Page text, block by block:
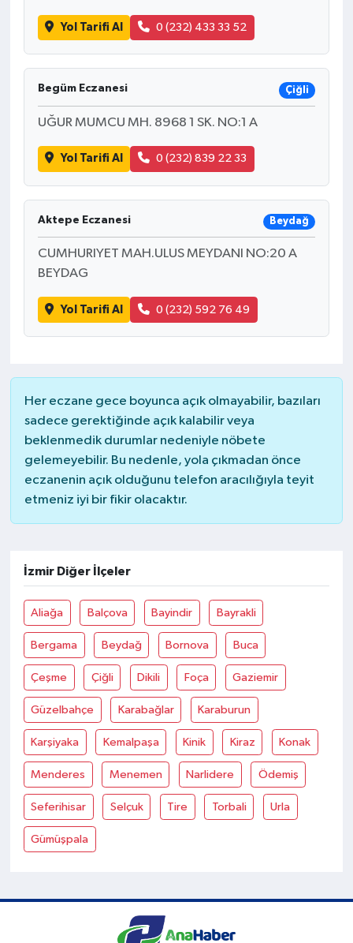
Yol Tarifi Al 0 (232) 433 33 52
Begüm Eczanesi Çiğli
UĞUR MUMCU MH. 8968 1 SK. NO:1 A
Yol Tarifi Al 0 (232) 839 22 33
Aktepe Eczanesi Beydağ
CUMHURIYET MAH.ULUS MEYDANI NO:20 A
BEYDAG
Yol Tarifi Al 0 (232) 592 76 49
Her eczane gece boyunca açık olmayabilir, bazıları
sadece gerektiğinde açık kalabilir veya
beklenmedik durumlar nedeniyle nöbete
gelemeyebilir. Bu nedenle, yola çıkmadan önce
eczanenin açık olduğunu telefon aracılığıyla teyit
etmeniz iyi bir fikir olacaktır.
İzmir Diğer İlçeler
Aliağa Balçova Bayindir Bayrakli
Bergama Beydağ Bornova Buca
Çeşme Çiğli Dikili Foça Gaziemir
Güzelbahçe Karabağlar Karaburun
Karşiyaka Kemalpaşa Kinik Kiraz Konak
Menderes Menemen Narlidere Ödemiş
Seferihisar Selçuk Tire Torbali Urla
Gümüşpala